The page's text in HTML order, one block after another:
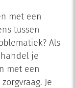
met een
tussen
Als
je
met een
Je